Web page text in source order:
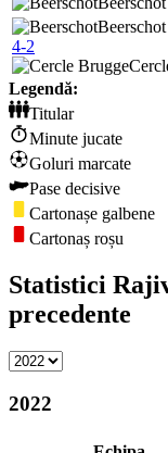
Beerschot
4-2
Legendă:
Titular
Minute jucate
Goluri marcate
Pase decisive
Cartonașe galbene
Cartonaș roșu
Statistici
precedente
2022